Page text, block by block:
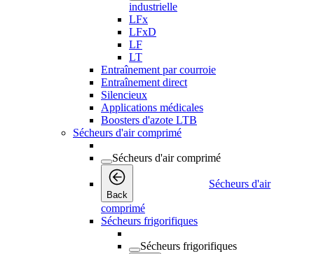
industrielle
LFx
LFxD
LF
LT
Entraînement par courroie
Entraînement direct
Silencieux
Applications médicales
Boosters d'azote LTB
Sécheurs d'air comprimé
Sécheurs d'air comprimé
Back
Sécheurs d'air
comprimé
Sécheurs frigorifiques
Sécheurs frigorifiques